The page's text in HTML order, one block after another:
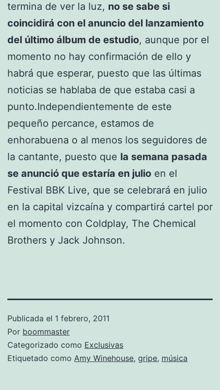
termina de ver la luz, no se sabe si
coincidirá con el anuncio del lanzamiento
del último álbum de estudio, aunque por el
momento no hay confirmación de ello y
habrá que esperar, puesto que las últimas
noticias se hablaba de que estaba casi a
punto.Independientemente de este
pequeño percance, estamos de
enhorabuena o al menos los seguidores de
la cantante, puesto que la semana pasada
se anunció que estaría en julio en el
Festival BBK Live, que se celebrará en julio
en la capital vizcaína y compartirá cartel por
el momento con Coldplay, The Chemical
Brothers y Jack Johnson.
Publicada el 1 febrero, 2011
Por boommaster
Categorizado como Exclusivas
Etiquetado como Amy Winehouse, gripe, música